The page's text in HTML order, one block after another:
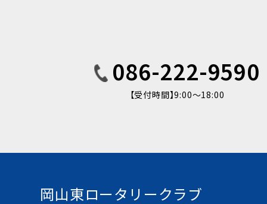
086-222-9590
【受付時間】9:00〜18:00
岡山東ロータリークラブ